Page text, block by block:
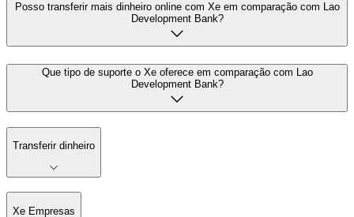
Posso transferir mais dinheiro online com Xe em comparação com Lao
Development Bank?
Que tipo de suporte o Xe oferece em comparação com Lao
Development Bank?
Transferir dinheiro
Xe Empresas